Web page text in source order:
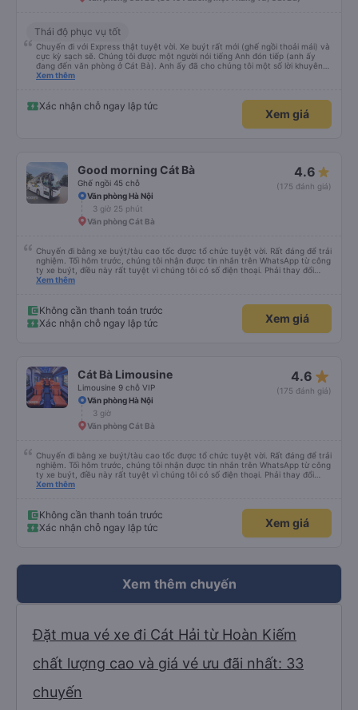
Thái độ phục vụ tốt
Chuyến đi với Express thật tuyệt vời. Xe buýt rất mới (ghế ngồi thoải mái) và
cực kỳ sạch sẽ. Chúng tôi được một người nói tiếng Anh đón tiếp (anh ấy
đang đến văn phòng ở Cát Bà). Anh ấy đã cho chúng tôi một số lời khuyên
hữu ích về những việc nên làm ở Cát Bà. Chúng tôi có một quãng nghỉ ngắn
đảo trong 8-10 phút. Sau đó, chúng tôi đi xe buýt khoảng 30 phút vào thị
trấn Cát Bà. Chúng tôi được thả xuống cách khách sạn khoảng 5 phút đi bộ.
Nhìn chung, dịch vụ tuyệt vời và tôi rất khuyên bạn nên sử dụng dịch vụ
Xem thêm
Xác nhận chỗ ngay lập tức
Xem giá
Good morning Cát Bà
Ghế ngồi 45 chỗ
4.6
(175 đánh giá)
Văn phòng Hà Nội
3 giờ 25 phút
Văn phòng Cát Bà
Chuyến đi bằng xe buýt/tàu cao tốc được tổ chức tuyệt vời. Rất đáng để trải
nghiệm. Tối hôm trước, chúng tôi nhận được tin nhắn trên WhatsApp từ công
ty xe buýt, điều này rất tuyệt vì chúng tôi có số điện thoại. Phải thay đổi
điểm đón vì trời mưa như trút nước, nhưng họ rất thông cảm. Anh chàng lái
Cát Bà đến Hà Nội, phải xuống xe buýt, lên tàu cao tốc rồi lại lên một xe
buýt khác. Được tổ chức tốt, giao tiếp tuyệt vời, chuyến đi tuyệt vời.
Xem thêm
Không cần thanh toán trước
Xác nhận chỗ ngay lập tức
Xem giá
Cát Bà Limousine
Limousine 9 chỗ VIP
4.6 star_rate
(175 đánh giá)
Văn phòng Hà Nội
3 giờ
Văn phòng Cát Bà
Chuyến đi bằng xe buýt/tàu cao tốc được tổ chức tuyệt vời. Rất đáng để trải
nghiệm. Tối hôm trước, chúng tôi nhận được tin nhắn trên WhatsApp từ công
ty xe buýt, điều này rất tuyệt vì chúng tôi có số điện thoại. Phải thay đổi
điểm đón vì trời mưa như trút nước, nhưng họ rất thông cảm. Anh chàng lái
Cát Bà đến Hà Nội, phải xuống xe buýt, lên tàu cao tốc rồi lại lên một xe
buýt khác. Được tổ chức tốt, giao tiếp tuyệt vời, chuyến đi tuyệt vời.
Xem thêm
Không cần thanh toán trước
Xác nhận chỗ ngay lập tức
Xem giá
Xem thêm chuyến
Đặt mua vé xe đi Cát Hải từ Hoàn Kiếm
chất lượng cao và giá vé ưu đãi nhất: 33
chuyến